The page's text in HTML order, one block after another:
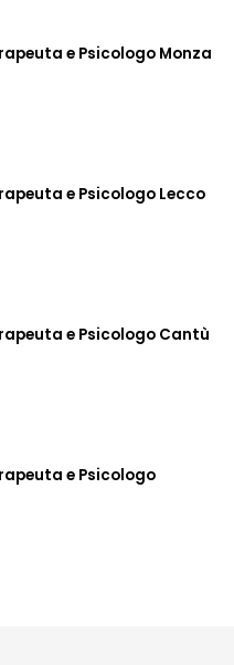
e Psicologo Monza
e Psicologo Lecco
e Psicologo Cantù
e Psicologo